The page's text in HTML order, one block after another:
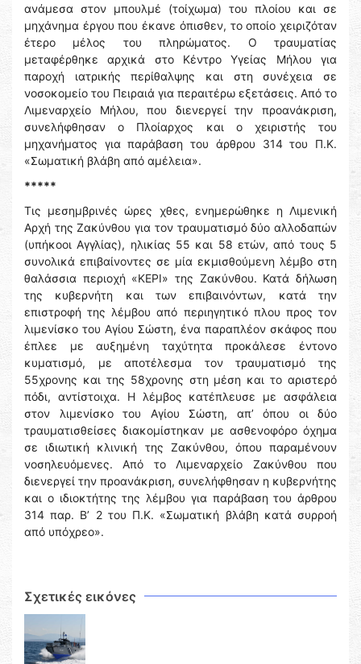
ανάμεσα στον μπουλμέ (τοίχωμα) του πλοίου και σε
μηχάνημα έργου που έκανε όπισθεν, το οποίο χειριζόταν
έτερο μέλος του πληρώματος. Ο τραυματίας
μεταφέρθηκε αρχικά στο Κέντρο Υγείας Μήλου για
παροχή ιατρικής περίθαλψης και στη συνέχεια σε
νοσοκομείο του Πειραιά για περαιτέρω εξετάσεις. Από το
Λιμεναρχείο Μήλου, που διενεργεί την προανάκριση,
συνελήφθησαν ο Πλοίαρχος και ο χειριστής του
μηχανήματος για παράβαση του άρθρου 314 του Π.Κ.
«Σωματική βλάβη από αμέλεια».
*****
Τις μεσημβρινές ώρες χθες, ενημερώθηκε η Λιμενική
Αρχή της Ζακύνθου για τον τραυματισμό δύο αλλοδαπών
(υπήκοοι Αγγλίας), ηλικίας 55 και 58 ετών, από τους 5
συνολικά επιβαίνοντες σε μία εκμισθούμενη λέμβο στη
θαλάσσια περιοχή «ΚΕΡΙ» της Ζακύνθου. Κατά δήλωση
της κυβερνήτη και των επιβαινόντων, κατά την
επιστροφή της λέμβου από περιηγητικό πλου προς τον
λιμενίσκο του Αγίου Σώστη, ένα παραπλέον σκάφος που
έπλεε με αυξημένη ταχύτητα προκάλεσε έντονο
κυματισμό, με αποτέλεσμα τον τραυματισμό της
55χρονης και της 58χρονης στη μέση και το αριστερό
πόδι, αντίστοιχα. Η λέμβος κατέπλευσε με ασφάλεια
στον λιμενίσκο του Αγίου Σώστη, απ’ όπου οι δύο
τραυματισθείσες διακομίστηκαν με ασθενοφόρο όχημα
σε ιδιωτική κλινική της Ζακύνθου, όπου παραμένουν
νοσηλευόμενες. Από το Λιμεναρχείο Ζακύνθου που
διενεργεί την προανάκριση, συνελήφθησαν η κυβερνήτης
και ο ιδιοκτήτης της λέμβου για παράβαση του άρθρου
314 παρ. Β’ 2 του Π.Κ. «Σωματική βλάβη κατά συρροή
από υπόχρεο».
Σχετικές εικόνες